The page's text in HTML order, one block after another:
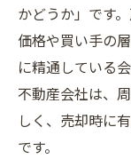
かどうか」です
価格や買い手の
に精通している
不動産会社は、
しく、売却時に
です。